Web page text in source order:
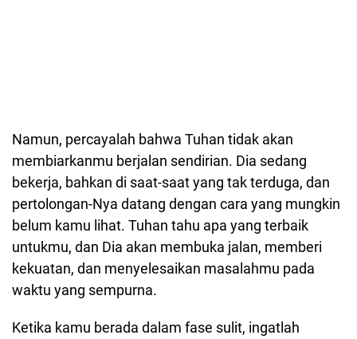
Namun, percayalah bahwa Tuhan tidak akan
membiarkanmu berjalan sendirian. Dia sedang
bekerja, bahkan di saat-saat yang tak terduga, dan
pertolongan-Nya datang dengan cara yang mungkin
belum kamu lihat. Tuhan tahu apa yang terbaik
untukmu, dan Dia akan membuka jalan, memberi
kekuatan, dan menyelesaikan masalahmu pada
waktu yang sempurna.
Ketika kamu berada dalam fase sulit, ingatlah